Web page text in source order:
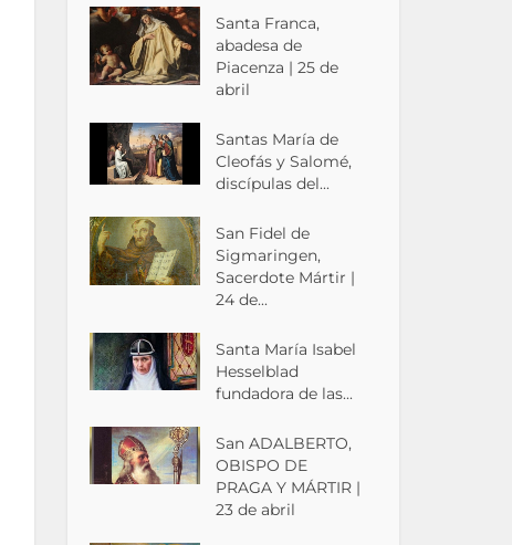
Santa Franca,
abadesa de
Piacenza | 25 de
abril
Santas María de
Cleofás y Salomé,
discípulas del...
San Fidel de
Sigmaringen,
Sacerdote Mártir |
24 de...
Santa María Isabel
Hesselblad
fundadora de las...
San ADALBERTO,
OBISPO DE
PRAGA Y MÁRTIR |
23 de abril